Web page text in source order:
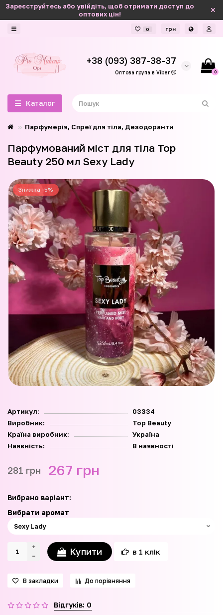
Зареєструйтесь або увійдіть, щоб отримати доступ до
оптових цін!
0 грн
+38 (093) 387-38-37
Оптова група в Viber 0
Каталог
Парфумерія, Спреї для тіла, Дезодоранти
Парфумований міст для тіла Top
Beauty 250 мл Sexy Lady
Знижка -5%
Артикул:
03334
Виробник:
Top Beauty
Країна виробник:
Україна
Наявність:
В наявності
281 грн 267 грн
Вибрано варіант:
Вибрати аромат
Купити в 1 клік
В закладки До порівняння
Відгуків: 0